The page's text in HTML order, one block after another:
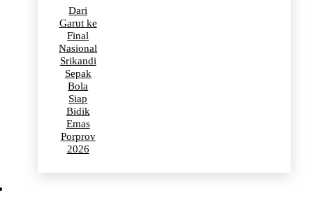
Dari
Garut ke
Final
Nasional
Srikandi
Sepak
Bola
Siap
Bidik
Emas
Porprov
2026